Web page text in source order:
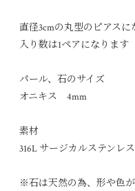
直径3cmの丸型のピアスに
入り数は1ペアになります
パール、石のサイズ
オニキス 4mm
素材
316L サージカルステンレス
※石は天然の為、形や色